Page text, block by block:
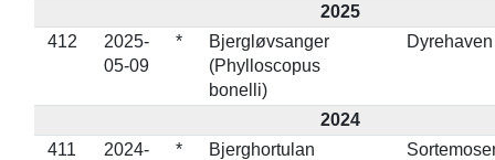
2025
412
2025-
05-09
*
Bjergløvsanger
(Phylloscopus
bonelli)
Dyrehaven
2024
411
2024-
*
Bjerghortulan